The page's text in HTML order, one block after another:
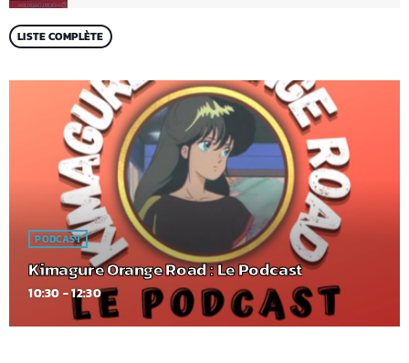
LISTE COMPLÈTE
PODCAST
Kimagure Orange Road : Le Podcast
10:30 - 12:30